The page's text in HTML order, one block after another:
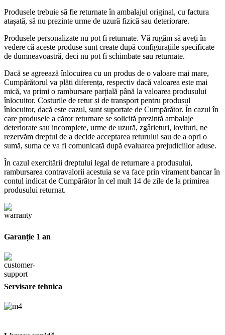
Produsele trebuie să fie returnate în ambalajul original, cu factura
atașată, să nu prezinte urme de uzură fizică sau deteriorare.
Produsele personalizate nu pot fi returnate. Vă rugăm să aveți în
vedere că aceste produse sunt create după configurațiile specificate
de dumneavoastră, deci nu pot fi schimbate sau returnate.
Dacă se agreează înlocuirea cu un produs de o valoare mai mare,
Cumpărătorul va plăti diferența, respectiv dacă valoarea este mai
mică, va primi o rambursare parțială până la valoarea produsului
înlocuitor. Costurile de retur și de transport pentru produsul
înlocuitor, dacă este cazul, sunt suportate de Cumpărător. În cazul în
care produsele a căror returnare se solicită prezintă ambalaje
deteriorate sau incomplete, urme de uzură, zgârieturi, lovituri, ne
rezervăm dreptul de a decide acceptarea returului sau de a opri o
sumă, suma ce va fi comunicată după evaluarea prejudiciilor aduse.
În cazul exercitării dreptului legal de returnare a produsului,
rambursarea contravalorii acestuia se va face prin virament bancar în
contul indicat de Cumpărător în cel mult 14 de zile de la primirea
produsului returnat.
Garanție 1 an
Servisare tehnica